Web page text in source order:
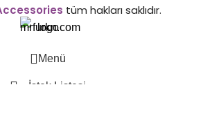
tüm hakları saklıdır.
Menü
İstek Listesi